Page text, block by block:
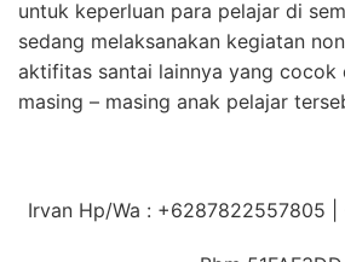
untuk keperluan para pelajar di
sedang melaksanakan kegiatan
aktifitas santai lainnya yang cocok
masing – masing anak pelajar
Irvan Hp/Wa : +6287822557805